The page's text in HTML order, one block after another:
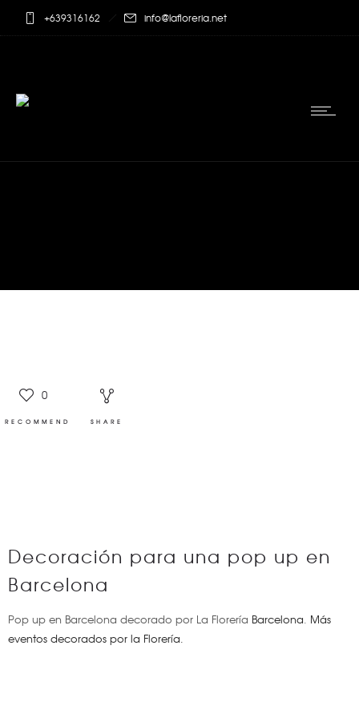
+639316162 info@lafloreria.net
0
RECOMMEND SHARE
Decoración para una pop up en
Barcelona
Pop up en Barcelona decorado por La Florería Barcelona. Más
eventos decorados por la Florería.